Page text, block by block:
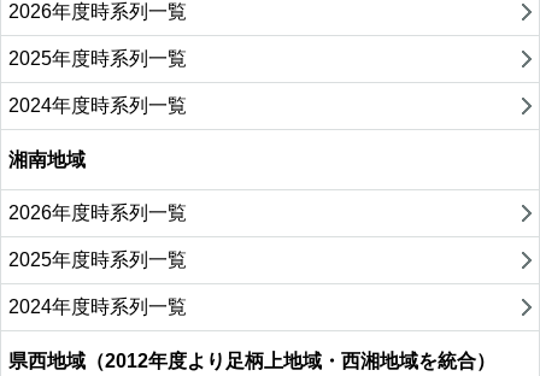
2026年度時系列一覧
2025年度時系列一覧
2024年度時系列一覧
湘南地域
2026年度時系列一覧
2025年度時系列一覧
2024年度時系列一覧
県西地域（2012年度より足柄上地域・西湘地域を統合）